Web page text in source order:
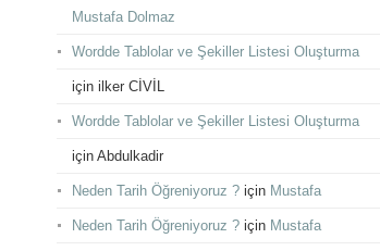
Mustafa Dolmaz
Wordde Tablolar ve Şekiller Listesi Oluşturma
için ilker CİVİL
Wordde Tablolar ve Şekiller Listesi Oluşturma
için Abdulkadir
Neden Tarih Öğreniyoruz ? için Mustafa
Neden Tarih Öğreniyoruz ? için Mustafa